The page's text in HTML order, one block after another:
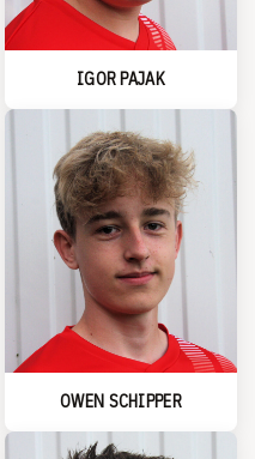
IGOR PAJAK
OWEN SCHIPPER